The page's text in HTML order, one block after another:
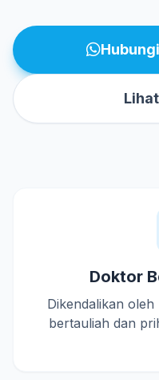
Doktor
Dikendalikan
bertauliah dan